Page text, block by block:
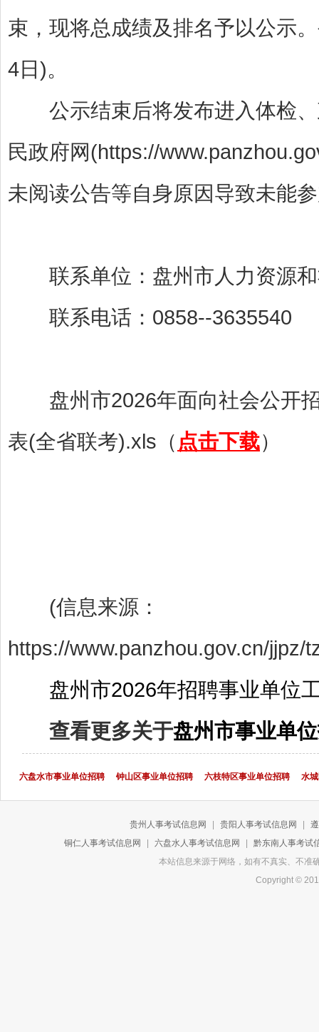
束，现将总成绩及排名予以公示
4日)。
公示结束后将发布进入体检、
民政府网(https://
未阅读公告等自身原因导致未能
联系单位：盘州市人力资源
联系电话：0858--3635540
盘州市2026年面向社会公开招
表(全省联考).xls（ 点击下载）
(信息来源：
https://www.panzhou.gov.cn/jjpz/
盘州市2026年招聘事业单位
查看更多关于盘州市事业单
六盘水市事业单位招聘 钟山区事业单位招聘 六枝特区事业单位招聘 水
贵州人事考试信息网 贵阳人事考试信息网
铜仁人事考试信息网
六盘水人事考试信息网
黔东南人事考试
本站信息来源于网络，如有不真实、不
Copyright ©